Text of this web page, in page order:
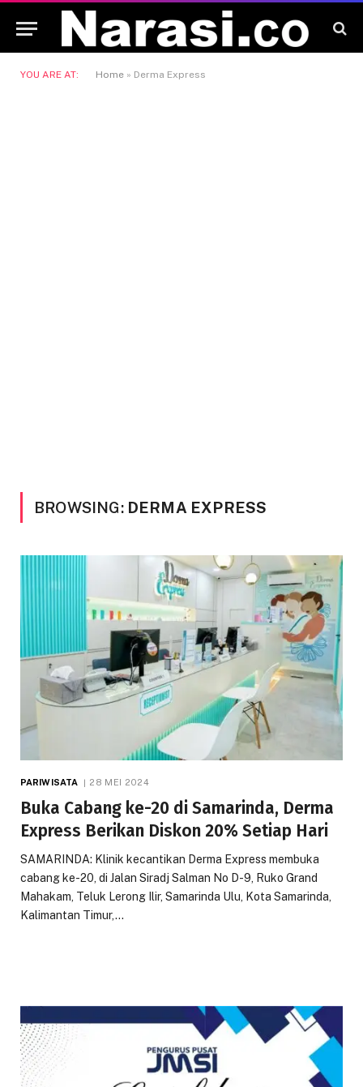
YOU ARE AT: Home » Derma Express
BROWSING: DERMA EXPRESS
PARIWISATA 28 MEI 2024
Buka Cabang ke-20 di Samarinda, Derma
Express Berikan Diskon 20% Setiap Hari
SAMARINDA: Klinik kecantikan Derma Express membuka
cabang ke-20, di Jalan Siradj Salman No D-9, Ruko Grand
Mahakam, Teluk Lerong Ilir, Samarinda Ulu, Kota Samarinda,
Kalimantan Timur,…